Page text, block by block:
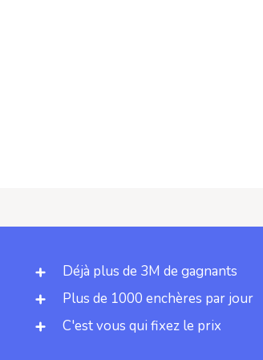
Déjà plus de 3M de gagnants
Plus de 1000 enchères par jour
C'est vous qui fixez le prix